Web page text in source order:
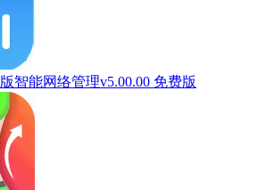
智能网络管理v5.00.00 免费版